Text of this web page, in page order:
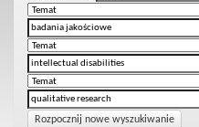
Rozpocznij nowe wyszukiwanie